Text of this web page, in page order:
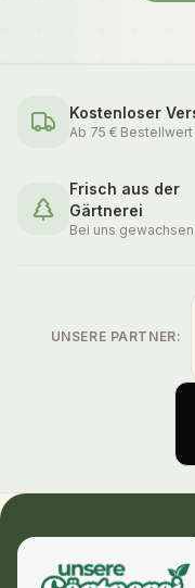
Kostenloser
Ab 75 € Bestellwert
Frisch aus der
Gärtnerei
Bei uns gewachsen
UNSERE PARTNER: